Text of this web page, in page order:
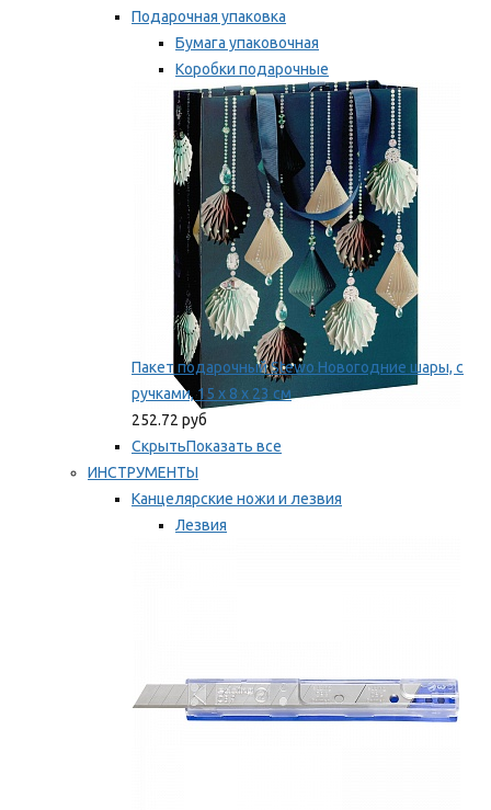
Подарочная упаковка
Бумага упаковочная
Коробки подарочные
Ленты, бобины
Мы рекомендуем
Пакет подарочный Stewo Новогодние шары, с
ручками, 15 х 8 х 23 см
252.72 руб
СкрытьПоказать все
ИНСТРУМЕНТЫ
Канцелярские ножи и лезвия
Лезвия